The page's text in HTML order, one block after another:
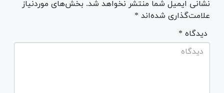
نشانی ایمیل شما منتشر نخواهد شد. بخش‌های موردنیاز
علامت‌گذاری شده‌اند *
* دیدگاه